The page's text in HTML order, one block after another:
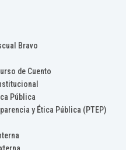
Bravo
de Cuento
Pública
y Ética Pública (PTEP)